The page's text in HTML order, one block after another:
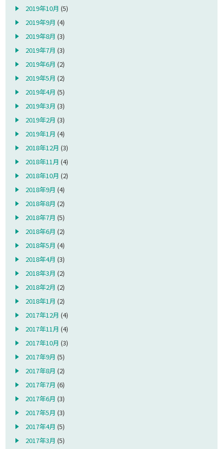
2019年10月 (5)
2019年9月 (4)
2019年8月 (3)
2019年7月 (3)
2019年6月 (2)
2019年5月 (2)
2019年4月 (5)
2019年3月 (3)
2019年2月 (3)
2019年1月 (4)
2018年12月 (3)
2018年11月 (4)
2018年10月 (2)
2018年9月 (4)
2018年8月 (2)
2018年7月 (5)
2018年6月 (2)
2018年5月 (4)
2018年4月 (3)
2018年3月 (2)
2018年2月 (2)
2018年1月 (2)
2017年12月 (4)
2017年11月 (4)
2017年10月 (3)
2017年9月 (5)
2017年8月 (2)
2017年7月 (6)
2017年6月 (3)
2017年5月 (3)
2017年4月 (5)
2017年3月 (5)